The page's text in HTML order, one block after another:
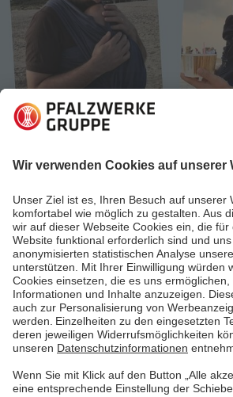
Pfalzwerke begegnen
Wenn PWler Papa werden
Nachwuchs ist stets willkommen
Pfalzwerken. Und damit sind nicht
Mitarbeiter*innen gemeint: Zwei
von ihren Erfahrungen mit der
Mehr lesen
Mehr lesen